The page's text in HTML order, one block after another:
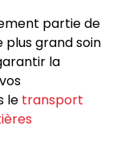
partie de
plus grand soin
la
le transport